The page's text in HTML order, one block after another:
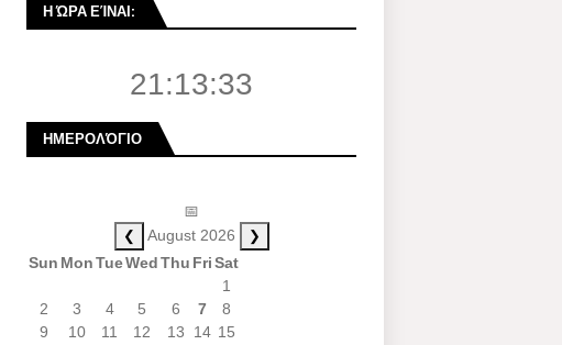
Η ΏΡΑ ΕΊΝΑΙ:
21:13:34
ΗΜΕΡΟΛΌΓΙΟ
📅
❮ August 2026 ❯
Sun MonTueWedThu FriSat
1
2
3 4 5 6 7
8
9
10 11 12 13 14 15